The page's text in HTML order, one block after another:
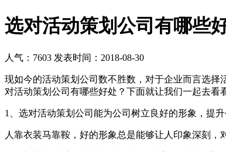
选对活动策划公司有哪些
人气：7603 发表时间：2018-08-30
现如今的活动策划公司数不胜数，对于企业而言选
对活动策划公司有哪些好处？下面就让我们一起去看
1、选对活动策划公司能为公司树立良好的形象，提升
人靠衣装马靠鞍，好的形象总是能够让人印象深刻